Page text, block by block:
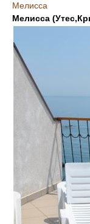
Мелисса
Мелисса